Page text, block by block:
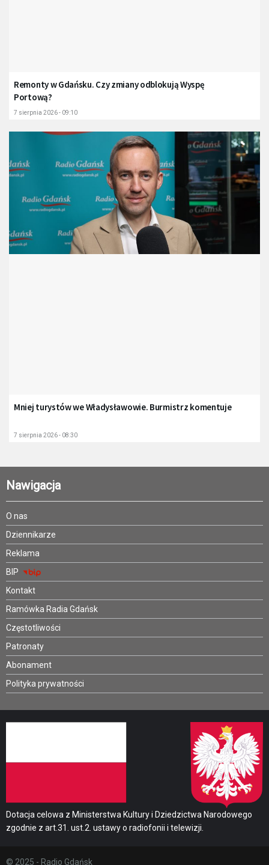
Remonty w Gdańsku. Czy zmiany odblokują Wyspę
Portową?
7 sierpnia 2026 - 09:10
Mniej turystów we Władysławowie. Burmistrz komentuje
7 sierpnia 2026 - 08:30
Nawigacja
O nas
Dziennikarze
Reklama
BIP
Kontakt
Ramówka Radia Gdańsk
Częstotliwości
Patronaty
Abonament
Polityka prywatności
Dotacja celowa z Ministerstwa Kultury i Dziedzictwa Narodowego
zgodnie z art.31. ust.2. ustawy o radiofonii i telewizji.
© 2025 - Radio Gdańsk